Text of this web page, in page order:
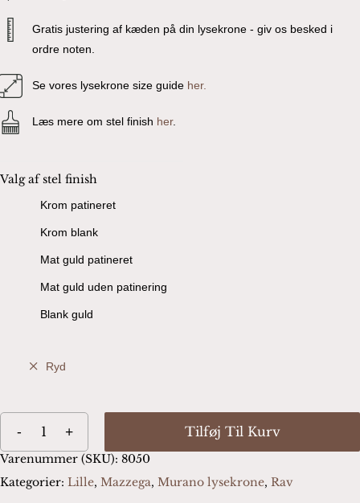
Gratis justering af kæden på din lysekrone - giv os besked i
ordre noten.
Se vores lysekrone size guide her.
Læs mere om stel finish her.
Valg af stel finish
Krom patineret
Krom blank
Mat guld patineret
Mat guld uden patinering
Blank guld
Ryd
Tilføj Til Kurv
Varenummer (SKU): 8050
Kategorier: Lille, Mazzega, Murano lysekrone, Rav